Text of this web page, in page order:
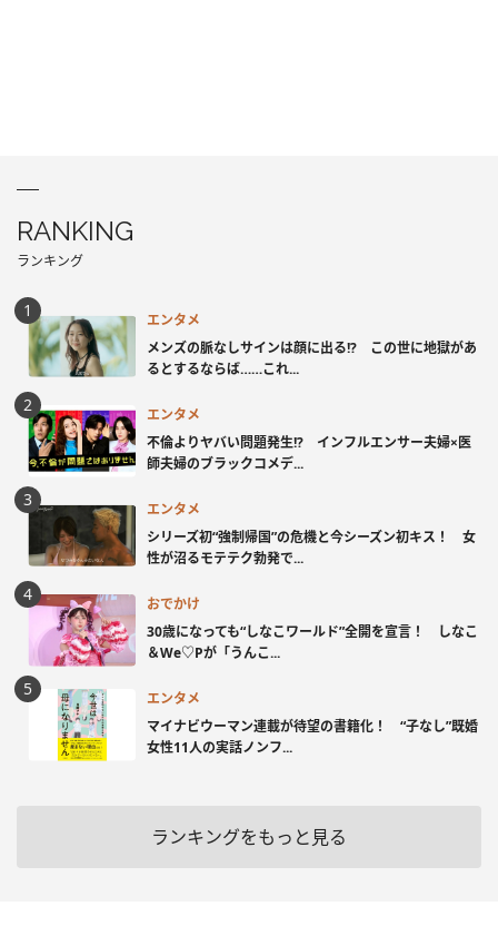
RANKING
ランキング
エンタメ
メンズの脈なしサインは顔に出る!? この世に地獄があ
るとするならば……これ...
エンタメ
不倫よりヤバい問題発生!? インフルエンサー夫婦×医
師夫婦のブラックコメデ...
エンタメ
シリーズ初“強制帰国”の危機と今シーズン初キス！ 女
性が沼るモテテク勃発で...
おでかけ
30歳になっても“しなこワールド”全開を宣言！ しなこ
＆We♡Pが「うんこ...
エンタメ
マイナビウーマン連載が待望の書籍化！ “子なし”既婚
女性11人の実話ノンフ...
ランキングをもっと見る